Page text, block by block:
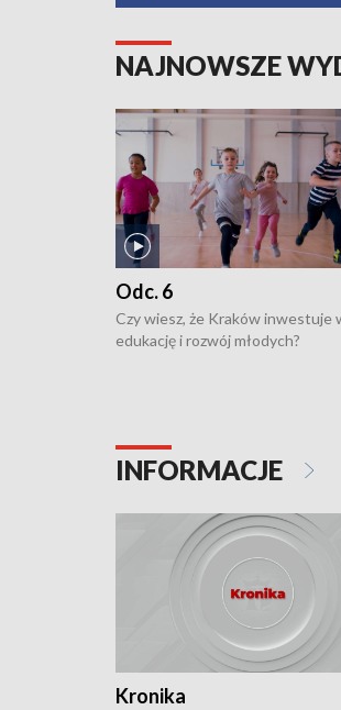
NAJNOWSZE
Odc. 6
Czy wiesz, że Kraków inwestuje
edukację i rozwój młodych?
INFORMACJE
Kronika